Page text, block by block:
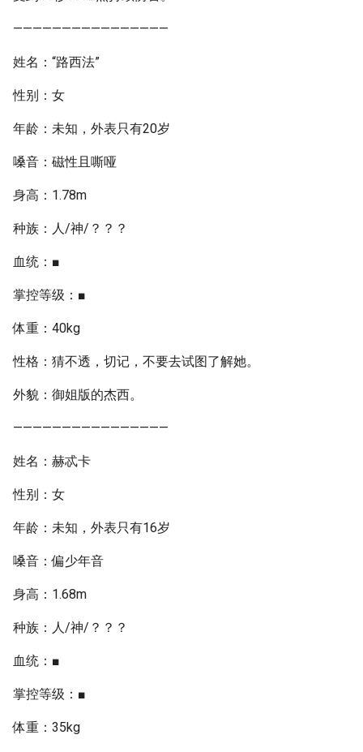
————————————————
姓名：“路西法”
性别：女
年龄：未知，外表只有20岁
嗓音：磁性且嘶哑
身高：1.78m
种族：人/神/？？？
血统：■
掌控等级：■
体重：40kg
性格：猜不透，切记，不要去试图了解她。
外貌：御姐版的杰西。
————————————————
姓名：赫忒卡
性别：女
年龄：未知，外表只有16岁
嗓音：偏少年音
身高：1.68m
种族：人/神/？？？
血统：■
掌控等级：■
体重：35kg